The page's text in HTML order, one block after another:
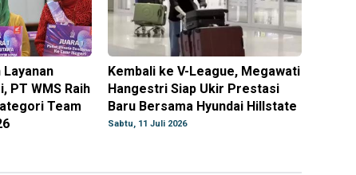
Layanan
PT WMS Raih
Team
Kembali ke V-League, Megawati
Hangestri Siap Ukir Prestasi
Baru Bersama Hyundai Hillstate
Sabtu, 11 Juli 2026